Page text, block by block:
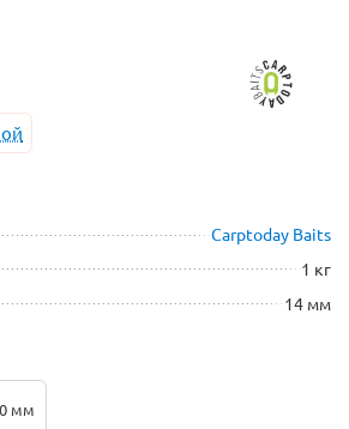
Carptoday Baits
1 кг
14 мм
мм